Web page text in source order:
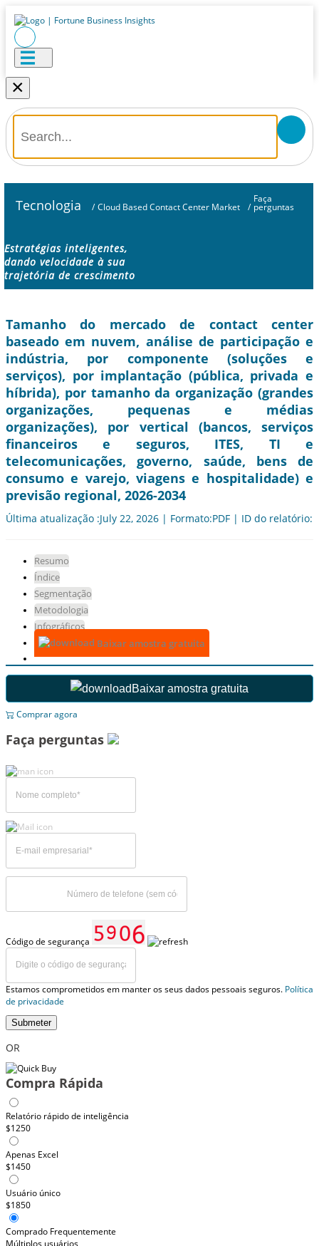
×
Tecnologia / Cloud Based Contact Center Market /
Faça
perguntas
Estratégias inteligentes,
dando velocidade à sua
trajetória de crescimento
Tamanho do mercado de contact center
baseado em nuvem, análise de participação e
indústria, por componente (soluções e
serviços), por implantação (pública, privada e
híbrida), por tamanho da organização (grandes
organizações, pequenas e médias
organizações), por vertical (bancos, serviços
financeiros e seguros, ITES, TI e
telecomunicações, governo, saúde, bens de
consumo e varejo, viagens e hospitalidade) e
previsão regional, 2026-2034
Última atualização :July 22, 2026 | Formato:PDF | ID do relatório:
Resumo
Índice
Segmentação
Metodologia
Infográficos
Baixar amostra gratuita
Baixar amostra gratuita
Comprar agora
Faça perguntas
Código de segurança
Estamos comprometidos em manter os seus dados pessoais seguros. Política
de privacidade
Submeter
OR
Compra Rápida
Relatório rápido de inteligência
$1250
Apenas Excel
$1450
Usuário único
$1850
Comprado Frequentemente
Múltiplos usuários